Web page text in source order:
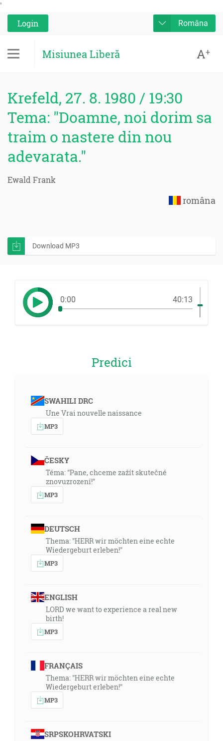
'
Login
Româna
Misiunea Liberă A+
Krefeld, 27. 8. 1980 / 19:30
Tema: "Doamne, noi dorim sa
traim o nastere din nou
adevarata."
Ewald Frank
româna
Download MP3
0:00 40:13
Predici
SWAHILI DRC
Une Vrai nouvelle naissance
MP3
ČESKY
Téma: "Pane, chceme zažít skutečné
znovuzrození!"
MP3
DEUTSCH
Thema: "HERR wir möchten eine echte
Wiedergeburt erleben!"
MP3
ENGLISH
LORD we want to experience a real new
birth!
MP3
FRANÇAIS
Thema: "HERR wir möchten eine echte
Wiedergeburt erleben!"
MP3
SRPSKOHRVATSKI